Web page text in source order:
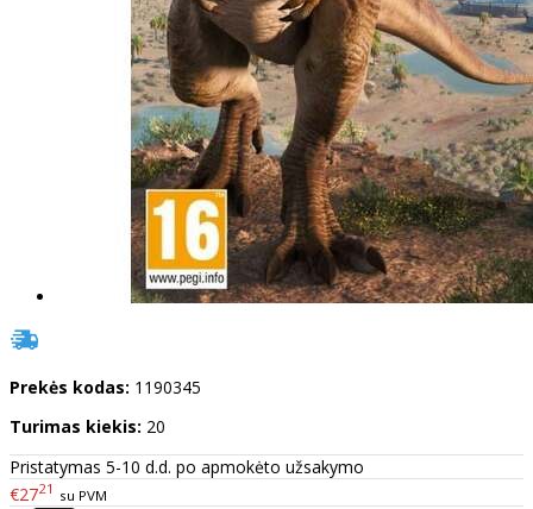
Prekės kodas: 1190345
Turimas kiekis: 20
Pristatymas 5-10 d.d. po apmokėto užsakymo
€2721 su PVM